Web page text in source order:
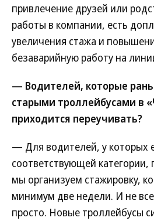
привлечение друзей или
работы в компании, есть
увеличения стажа и
безаварийную работу на
— Водителей, которые
старыми троллейбусами в
приходится переучивать?
— Для водителей, у которых
соответствующей категории,
мы организуем стажировку,
минимум две недели. И не
просто. Новые троллейбусы